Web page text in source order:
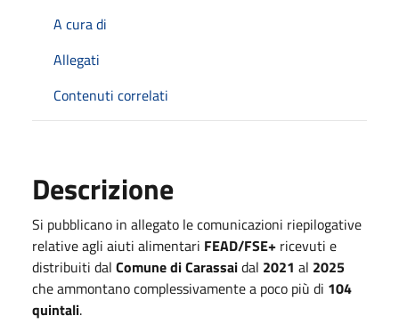
A cura di
Allegati
Contenuti correlati
Descrizione
Si pubblicano in allegato le comunicazioni riepilogative
relative agli aiuti alimentari FEAD/FSE+ ricevuti e
distribuiti dal Comune di Carassaidal 2021 al 2025
che ammontano complessivamente a poco più di 104
quintali.